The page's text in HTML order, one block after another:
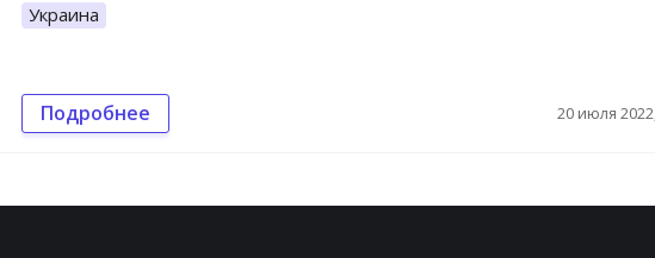
Украина
Подробнее 20 июля